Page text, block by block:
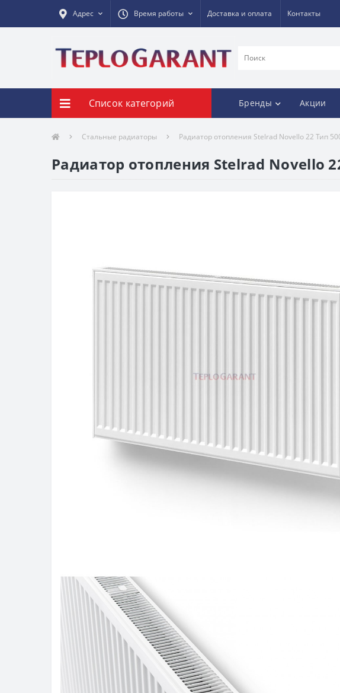
Адрес Время работы Доставка и оплата Контакты
Список категорий Бренды Акции
Стальные радиаторы Радиатор отопления Stelrad Novello 22 Тип
Радиатор отопления Stelrad Novello